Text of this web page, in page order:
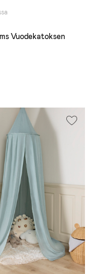
Vuodekatoksen